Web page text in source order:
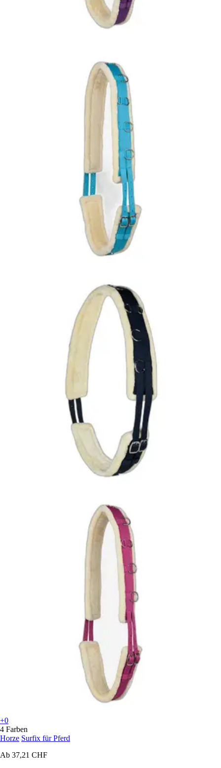
+0
4 Farben
Horze Surfix für Pferd
Ab 37,21 CHF